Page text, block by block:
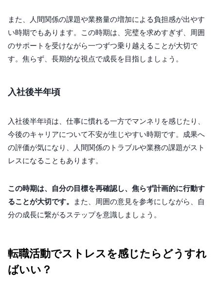
また、人間関係の課題や業務量の増加による負担感が出やす
い時期でもあります。この時期は、完璧を求めすぎず、周囲
のサポートを受けながら一つずつ乗り越えることが大切で
す。焦らず、長期的な視点で成長を目指しましょう。
入社後半年頃
入社後半年頃は、仕事に慣れる一方でマンネリを感じたり、
今後のキャリアについて不安が生じやすい時期です。成果へ
の評価が気になり、人間関係のトラブルや業務の課題がスト
レスになることもあります。
この時期は、自分の目標を再確認し、焦らず計画的に行動す
ることが大切です。
また、周囲の意見を参考にしながら、自
分の成長に繋がるステップを意識しましょう。
転職活動でストレスを感じたらどうすれ
ばいい？